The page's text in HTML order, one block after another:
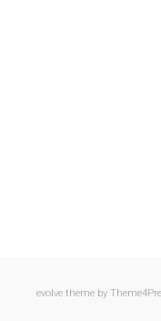
evolve theme by